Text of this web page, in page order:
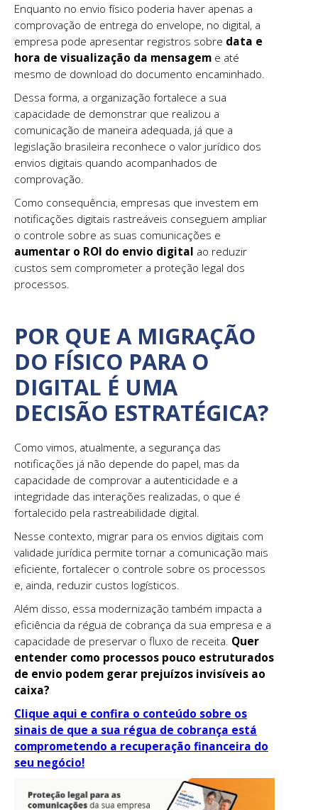
Enquanto no envio físico poderia haver apenas a
comprovação de entrega do envelope, no digital, a
empresa pode apresentar registros sobre data e
hora de visualização da mensagem e até
mesmo de download do documento encaminhado.
Dessa forma, a organização fortalece a sua
capacidade de demonstrar que realizou a
comunicação de maneira adequada, já que a
legislação brasileira reconhece o valor jurídico dos
envios digitais quando acompanhados de
comprovação.
Como consequência, empresas que investem em
notificações digitais rastreáveis conseguem ampliar
o controle sobre as suas comunicações e
aumentar o ROI do envio digital ao reduzir
custos sem comprometer a proteção legal dos
processos.
POR QUE A MIGRAÇÃO
DO FÍSICO PARA O
DIGITAL É UMA
DECISÃO ESTRATÉGICA?
Como vimos, atualmente, a segurança das
notificações já não depende do papel, mas da
capacidade de comprovar a autenticidade e a
integridade das interações realizadas, o que é
fortalecido pela rastreabilidade digital.
Nesse contexto, migrar para os envios digitais com
validade jurídica permite tornar a comunicação mais
eficiente, fortalecer o controle sobre os processos
e, ainda, reduzir custos logísticos.
Além disso, essa modernização também impacta a
eficiência da régua de cobrança da sua empresa e a
capacidade de preservar o fluxo de receita. Quer
entender como processos pouco estruturados
de envio podem gerar prejuízos invisíveis ao
caixa?
Clique aqui e confira o conteúdo sobre os
sinais de que a sua régua de cobrança está
comprometendo a recuperação financeira do
seu negócio!